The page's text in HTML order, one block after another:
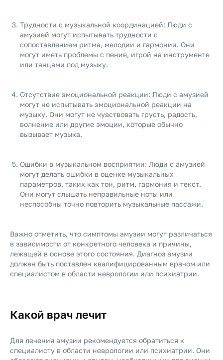
Трудности с музыкальной координацией: Люди с
амузией могут испытывать трудности с
сопоставлением ритма, мелодии и гармонии. Они
могут иметь проблемы с пение, игрой на инструменте
или танцами под музыку.
Отсутствие эмоциональной реакции: Люди с амузией
могут не испытывать эмоциональной реакции на
музыку. Они могут не чувствовать грусть, радость,
волнение или другие эмоции, которые обычно
вызывает музыка.
Ошибки в музыкальном восприятии: Люди с амузией
могут делать ошибки в оценке музыкальных
параметров, таких как тон, ритм, гармония и текст.
Они могут слышать неправильные ноты или
неспособны точно повторить музыкальные пассажи.
Важно отметить, что симптомы амузии могут различаться
в зависимости от конкретного человека и причины,
лежащей в основе этого состояния. Диагноз амузии
должен быть поставлен квалифицированным врачом или
специалистом в области неврологии или психиатрии.
Какой врач лечит
Для лечения амузии рекомендуется обратиться к
специалисту в области неврологии или психиатрии. Они